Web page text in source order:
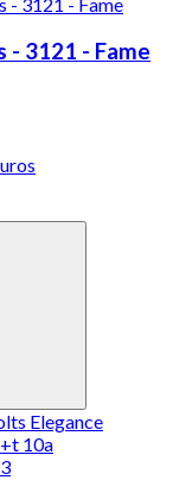
- 3121 - Fame